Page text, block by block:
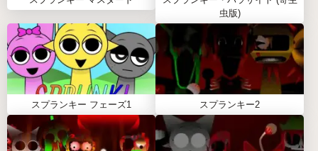
れたトラックを構築するのに役立ちます。
✨ 「Trai」または「Max」という名前を入力する
と、限定サウンドとアニメーションを持つ特別な
ボーナスキャラクターがアンロックされます。
🎧 何も変更せずにコンポジションをしばらく再生
してみましょう。このゲームの最も楽しい瞬間の
いくつかは、サウンドが自然にどのようにブレン
ドされるかを鑑賞することから生まれます。
虫版)
スプランキー フェーズ1 スプランキー2